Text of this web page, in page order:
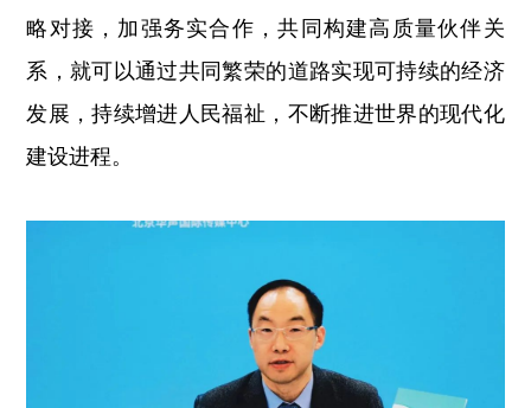
略对接，加强务实合作，共同构建高质量伙伴关
系，就可以通过共同繁荣的道路实现可持续的经济
发展，持续增进人民福祉，不断推进世界的现代化
建设进程。